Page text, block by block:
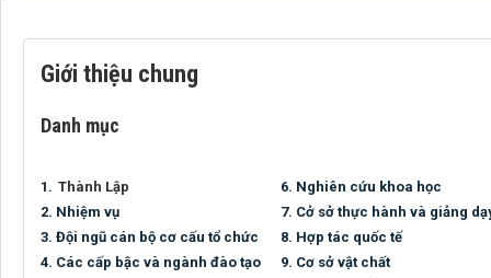
Giới thiệu chung
Danh mục
1. Thành Lập
2. Nhiệm vụ
3. Đội ngũ cán bộ cơ cấu tổ chức
4. Các cấp bậc và ngành đào tạo
6. Nghiên cứu khoa học
7. Cở sở thực hành và giảng
8. Hợp tác quốc tế
9. Cơ sở vật chất